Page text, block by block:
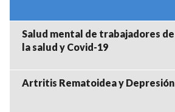
Salud mental de trabajadores de
la salud y Covid-19
Artritis Rematoidea y Depresión